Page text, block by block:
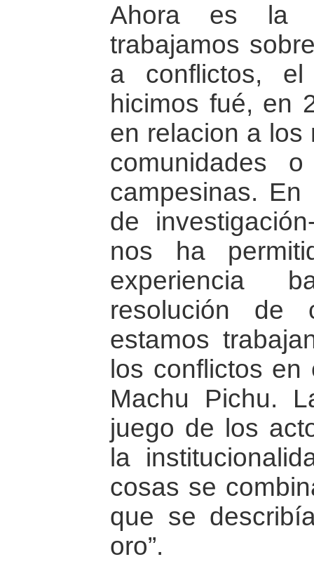
Ahora es la
trabajamos
a conflictos,
hicimos fué, en
en relacion a los
comunidades
campesinas.
de
nos ha
experiencia
resolución de
estamos
los conflictos
Machu Pichu.
juego de los
la
cosas se
que se
oro”.